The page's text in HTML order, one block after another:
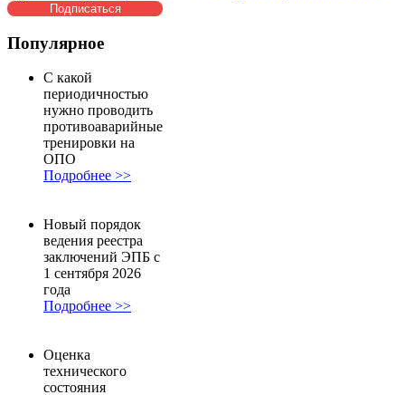
Популярное
С какой
периодичностью
нужно проводить
противоаварийные
тренировки на
ОПО
Подробнее >>
Новый порядок
ведения реестра
заключений ЭПБ с
1 сентября 2026
года
Подробнее >>
Оценка
технического
состояния